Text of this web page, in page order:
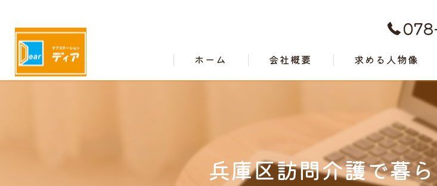
ホーム 会社概要
事業案内
求める人物像
兵庫区訪問介護で暮